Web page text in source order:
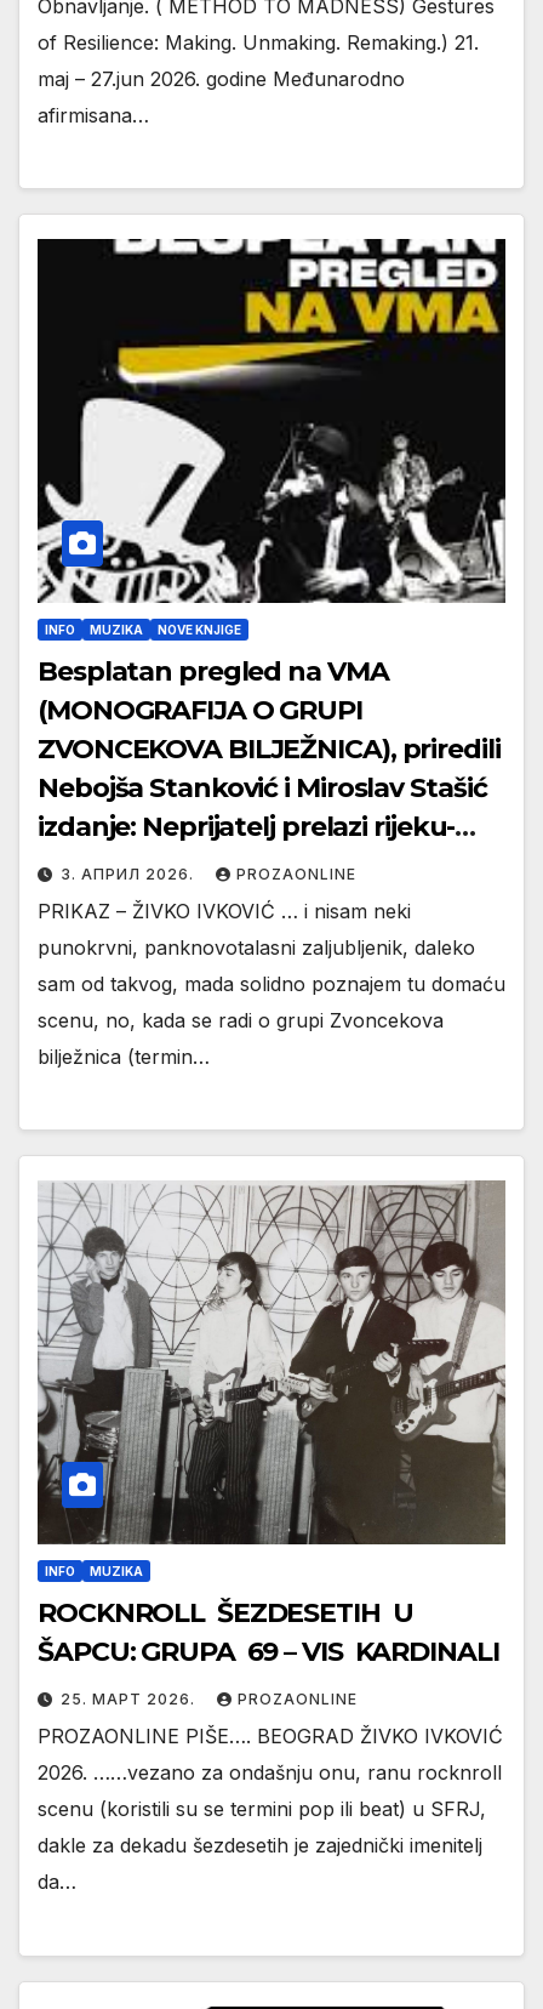
Obnavljanje. ( METHOD TO MADNESS) Gestures
of Resilience: Making. Unmaking. Remaking.) 21.
maj – 27.jun 2026. godine Međunarodno
afirmisana…
INFO MUZIKA NOVE KNJIGE
Besplatan pregled na VMA
(MONOGRAFIJA O GRUPI
ZVONCEKOVA BILJEŽNICA), priredili
Nebojša Stanković i Miroslav Stašić
izdanje: Neprijatelj prelazi rijeku-
ARANĐELOVAC 2025
3. АПРИЛ 2026. PROZAONLINE
PRIKAZ – ŽIVKO IVKOVIĆ … i nisam neki
punokrvni, panknovotalasni zaljubljenik, daleko
sam od takvog, mada solidno poznajem tu domaću
scenu, no, kada se radi o grupi Zvoncekova
bilježnica (termin…
INFO MUZIKA
ROCKNROLL ŠEZDESETIH U
ŠAPCU: GRUPA 69 – VIS KARDINALI
25. МАРТ 2026. PROZAONLINE
PROZAONLINE PIŠE…. BEOGRAD ŽIVKO IVKOVIĆ
2026. ……vezano za ondašnju onu, ranu rocknroll
scenu (koristili su se termini pop ili beat) u SFRJ,
dakle za dekadu šezdesetih je zajednički imenitelj
da…